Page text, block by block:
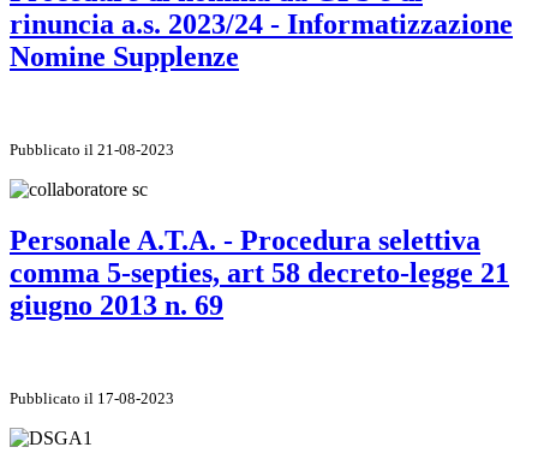
rinuncia a.s. 2023/24 - Informatizzazione
Nomine Supplenze
Pubblicato il 21-08-2023
Personale A.T.A. - Procedura selettiva
comma 5-septies, art 58 decreto-legge 21
giugno 2013 n. 69
Pubblicato il 17-08-2023